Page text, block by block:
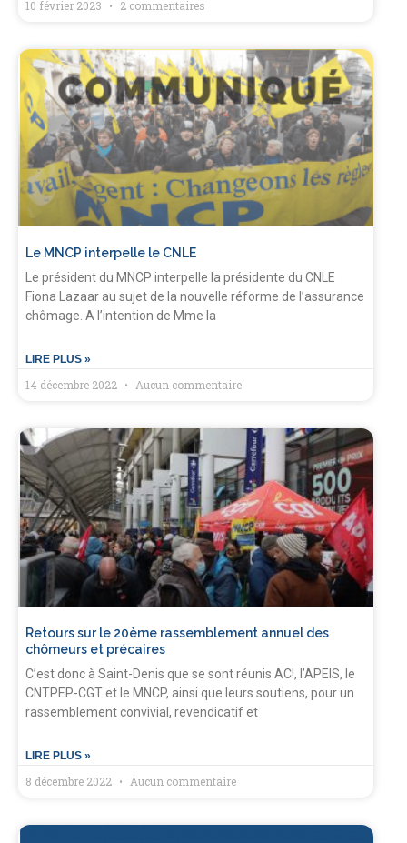
10 février 2023 2 commentaires
Le MNCP interpelle le CNLE
Le président du MNCP interpelle la présidente du CNLE
Fiona Lazaar au sujet de la nouvelle réforme de l’assurance
chômage. A l’intention de Mme la
LIRE PLUS »
14 décembre 2022 Aucun commentaire
Retours sur le 20ème rassemblement annuel des
chômeurs et précaires
C’est donc à Saint-Denis que se sont réunis AC!, l’APEIS, le
CNTPEP-CGT et le MNCP, ainsi que leurs soutiens, pour un
rassemblement convivial, revendicatif et
LIRE PLUS »
8 décembre 2022 Aucun commentaire